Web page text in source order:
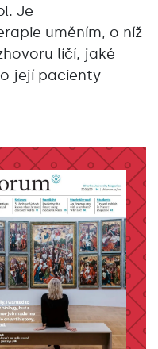
Je
uměním, o níž
líčí, jaké
její pacienty